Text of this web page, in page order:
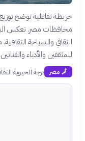
خريطة تفاعلية توضح توزيع
محافظات مصر. تعكس
الثقافي والسياحة
للمثقفين والأدباء والفنانين.
🗾 مصر درجة الحيوية